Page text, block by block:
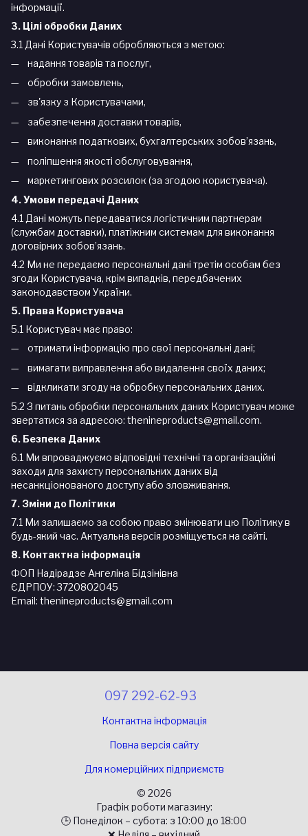
інформації.
3. Цілі обробки Даних
3.1 Дані Користувачів обробляються з метою:
надання товарів та послуг,
обробки замовлень,
зв'язку з Користувачами,
забезпечення доставки товарів,
виконання податкових, бухгалтерських зобов’язань,
поліпшення якості обслуговування,
маркетингових розсилок (за згодою користувача).
4. Умови передачі Даних
4.1 Дані можуть передаватися логістичним партнерам
(службам доставки), платіжним системам для виконання
договірних зобов’язань.
4.2 Ми не передаємо персональні дані третім особам без
згоди Користувача, крім випадків, передбачених
законодавством України.
5. Права Користувача
5.1 Користувач має право:
отримати інформацію про свої персональні дані;
вимагати виправлення або видалення своїх даних;
відкликати згоду на обробку персональних даних.
5.2 З питань обробки персональних даних Користувач може
звертатися за адресою: thenineproducts@gmail.com.
6. Безпека Даних
6.1 Ми впроваджуємо відповідні технічні та організаційні
заходи для захисту персональних даних від
несанкціонованого доступу або зловживання.
7. Зміни до Політики
7.1 Ми залишаємо за собою право змінювати цю Політику в
будь-який час. Актуальна версія розміщується на сайті.
8. Контактна інформація
ФОП Надірадзе Ангеліна Бідзінівна
ЄДРПОУ: 3720802045
Email: thenineproducts@gmail.com
097 292-62-93
Контактна інформація
Повна версія сайту
Для комерційних підприємств
© 2026
Графік роботи магазину:
🕒 Понеділок – субота: з 10:00 до 18:00